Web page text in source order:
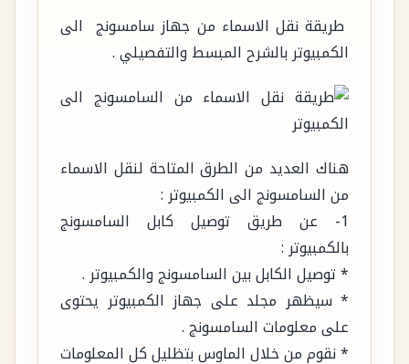
طريقة نقل الاسماء من جهاز سامسونج الى
الكمبيوتر بالشرح المبسط والتفصيلي .
هناك العديد من الطرق المتاحة لنقل الاسماء
من السامسونج الى الكمبيوتر :
1- عن طريق توصيل كابل السامسونج
بالكمبيوتر :
* توصيل الكابل بين السامسونج والكمبيوتر .
* سيظهر مجلد على جهاز الكمبيوتر يحتوى
على معلومات السامسونج .
* نقوم من خلال الماوس بتظليل كل المعلومات